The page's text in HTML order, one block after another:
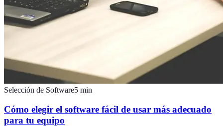
Selección de Software5 min
Cómo elegir el software fácil de usar más adecuado
para tu equipo